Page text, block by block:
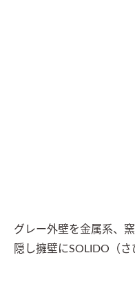
グレー外壁を金属系、
隠し擁壁にSOLIDO（